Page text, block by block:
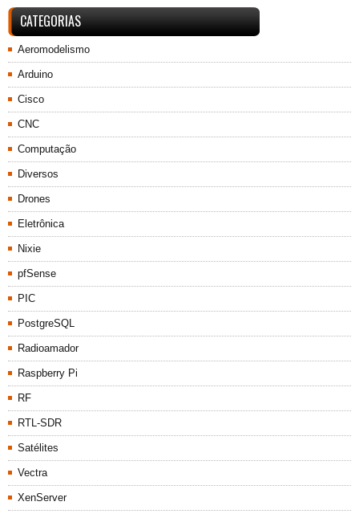
CATEGORIAS
Aeromodelismo
Arduino
Cisco
CNC
Computação
Diversos
Drones
Eletrônica
Nixie
pfSense
PIC
PostgreSQL
Radioamador
Raspberry Pi
RF
RTL-SDR
Satélites
Vectra
XenServer